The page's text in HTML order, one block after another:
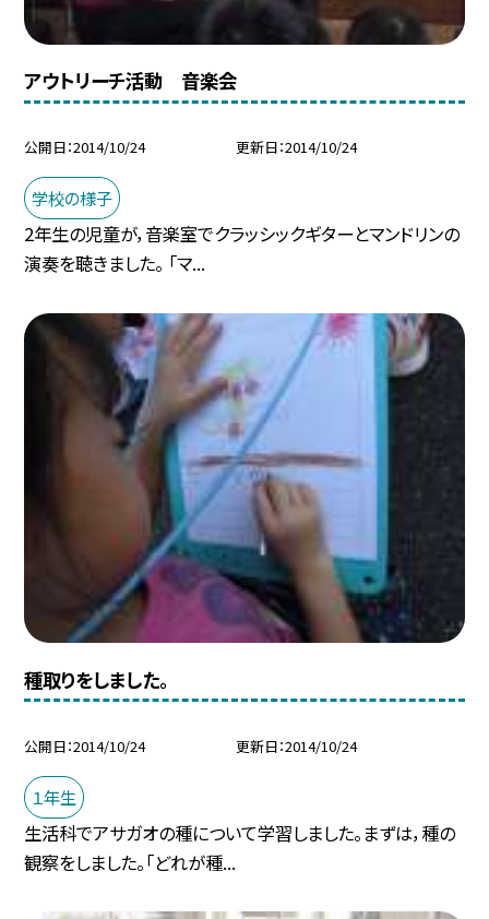
アウトリーチ活動 音楽会
公開日 2014/10/24 更新日 2014/10/24
学校の様子
2年生の児童が，音楽室でクラッシックギターとマンドリンの
演奏を聴きました。 「マ...
種取りをしました。
公開日 2014/10/24 更新日 2014/10/24
１年生
生活科でアサガオの種について学習しました。まずは，種の
観察をしました。「どれが種...